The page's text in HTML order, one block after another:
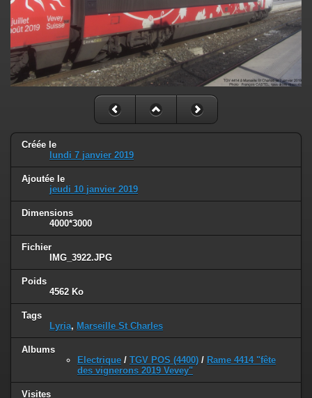
Créée le
lundi 7 janvier 2019
Ajoutée le
jeudi 10 janvier 2019
Dimensions
4000*3000
Fichier
IMG_3922.JPG
Poids
4562 Ko
Tags
Lyria, Marseille St Charles
Albums
Electrique / TGV POS (4400) / Rame 4414 "fête
des vignerons 2019 Vevey"
Visites